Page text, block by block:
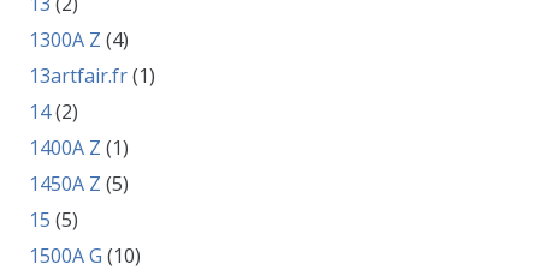
1300A Z (4)
13artfair.fr(1)
14(2)
1400A Z (1)
1450A Z (5)
15 (5)
1500A G (10)